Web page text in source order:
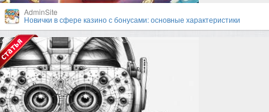
AdminSite
Новички в сфере казино с бонусами: основные характеристики